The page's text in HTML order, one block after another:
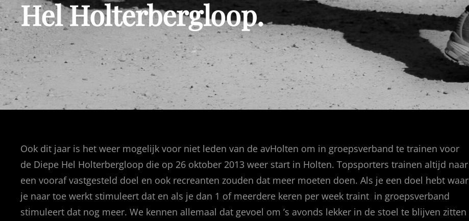
Hel Holterbergloop.
GEPUBLICEERD
OP
3 JULI 2013
Ook dit jaar is het weer mogelijk voor niet leden van de avHolten om in groepsverband te trainen voor
de Diepe Hel Holterbergloop die op 26 oktober 2013 weer start in Holten. Topsporters trainen altijd naar
een vooraf vastgesteld doel en ook recreanten zouden dat meer moeten doen. Als je een doel hebt waar
je naar toe werkt stimuleert dat en als je dan 1 of meerdere keren per week traint in groepsverband
stimuleert dat nog meer. We kennen allemaal dat gevoel om ’s avonds lekker in de stoel te blijven zitten